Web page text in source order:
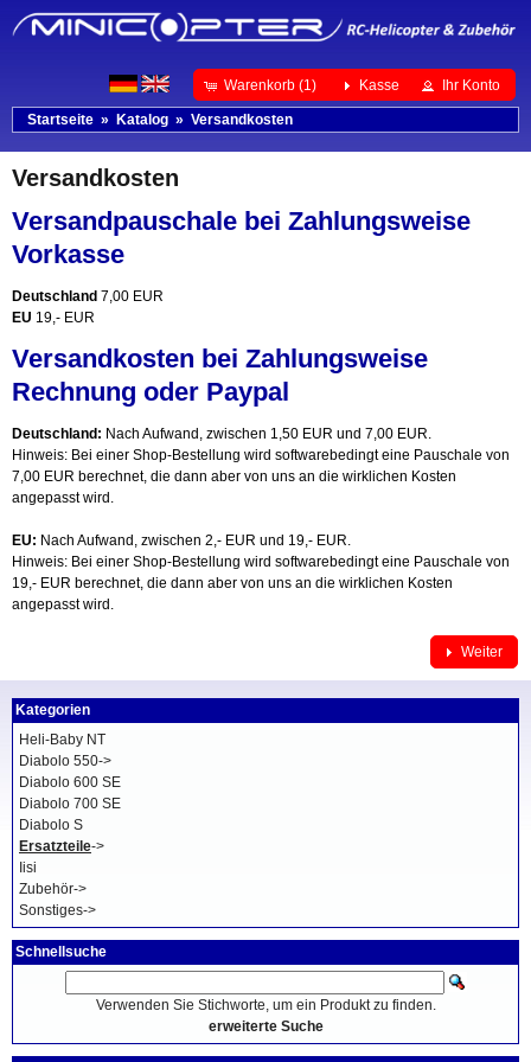
Warenkorb (1) Kasse Ihr Konto
Startseite » Katalog » Versandkosten
Versandkosten
Versandpauschale bei Zahlungsweise
Vorkasse
Deutschland 7,00 EUR
EU 19,- EUR
Versandkosten bei Zahlungsweise
Rechnung oder Paypal
Deutschland: Nach Aufwand, zwischen 1,50 EUR und 7,00 EUR.
Hinweis: Bei einer Shop-Bestellung wird softwarebedingt eine Pauschale von
7,00 EUR berechnet, die dann aber von uns an die wirklichen Kosten
angepasst wird.
EU: Nach Aufwand, zwischen 2,- EUR und 19,- EUR.
Hinweis: Bei einer Shop-Bestellung wird softwarebedingt eine Pauschale von
19,- EUR berechnet, die dann aber von uns an die wirklichen Kosten
angepasst wird.
Weiter
Kategorien
Heli-Baby NT
Diabolo 550->
Diabolo 600 SE
Diabolo 700 SE
Diabolo S
Ersatzteile->
Iisi
Zubehör->
Sonstiges->
Schnellsuche
Verwenden Sie Stichworte, um ein Produkt zu finden.
erweiterte Suche